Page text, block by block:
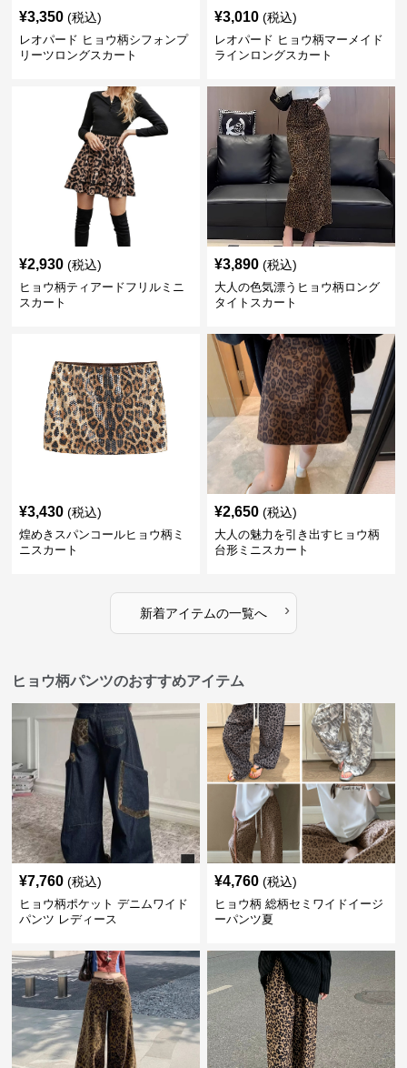
¥3,350 (税込)
レオパード ヒョウ柄シフォンプ
リーツロングスカート
¥3,010 (税込)
レオパード ヒョウ柄マーメイド
ラインロングスカート
¥2,930 (税込)
ヒョウ柄ティアードフリルミニ
スカート
¥3,890 (税込)
大人の色気漂うヒョウ柄ロング
タイトスカート
¥3,430 (税込)
煌めきスパンコールヒョウ柄ミ
ニスカート
¥2,650 (税込)
大人の魅力を引き出すヒョウ柄
台形ミニスカート
新着アイテムの一覧へ ›
ヒョウ柄パンツのおすすめアイテム
¥7,760 (税込)
ヒョウ柄ポケット デニムワイド
パンツ レディース
¥4,760 (税込)
ヒョウ柄 総柄セミワイドイージ
ーパンツ夏